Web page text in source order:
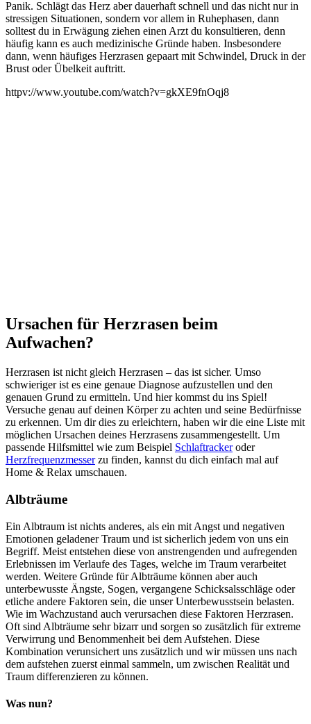
Panik. Schlägt das Herz aber dauerhaft schnell und das nicht nur in
stressigen Situationen, sondern vor allem in Ruhephasen, dann
solltest du in Erwägung ziehen einen Arzt du konsultieren, denn
häufig kann es auch medizinische Gründe haben. Insbesondere
dann, wenn häufiges Herzrasen gepaart mit Schwindel, Druck in der
Brust oder Übelkeit auftritt.
httpv://www.youtube.com/watch?v=gkXE9fnOqj8
Ursachen für Herzrasen beim
Aufwachen?
Herzrasen ist nicht gleich Herzrasen – das ist sicher. Umso
schwieriger ist es eine genaue Diagnose aufzustellen und den
genauen Grund zu ermitteln. Und hier kommst du ins Spiel!
Versuche genau auf deinen Körper zu achten und seine Bedürfnisse
zu erkennen. Um dir dies zu erleichtern, haben wir die eine Liste mit
möglichen Ursachen deines Herzrasens zusammengestellt. Um
passende Hilfsmittel wie zum Beispiel Schlaftrackeroder
Herzfrequenzmesserzu finden, kannst du dich einfach mal auf
Home & Relax umschauen.
Albträume
Ein Albtraum ist nichts anderes, als ein mit Angst und negativen
Emotionen geladener Traum und ist sicherlich jedem von uns ein
Begriff. Meist entstehen diese von anstrengenden und aufregenden
Erlebnissen im Verlaufe des Tages, welche im Traum verarbeitet
werden. Weitere Gründe für Albträume können aber auch
unterbewusste Ängste, Sogen, vergangene Schicksalsschläge oder
etliche andere Faktoren sein, die unser Unterbewusstsein belasten.
Wie im Wachzustand auch verursachen diese Faktoren Herzrasen.
Oft sind Albträume sehr bizarr und sorgen so zusätzlich für extreme
Verwirrung und Benommenheit bei dem Aufstehen. Diese
Kombination verunsichert uns zusätzlich und wir müssen uns nach
dem aufstehen zuerst einmal sammeln, um zwischen Realität und
Traum differenzieren zu können.
Was nun?